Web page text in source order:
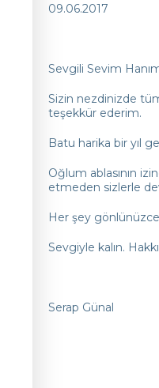
09.06.2017
Sevgili Sevim
Sizin nezdinizde
teşekkür ederim.
Batu harika bir yıl
Oğlum ablasının
etmeden sizlerle
Her şey
Sevgiyle kalın.
Serap Günal